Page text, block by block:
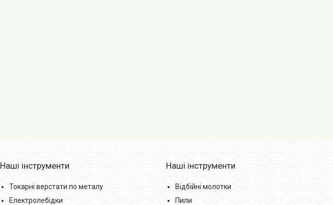
Наші інструменти
Токарні верстати по металу
Електролебідки
Наші інструменти
Відбійні молотки
Пили